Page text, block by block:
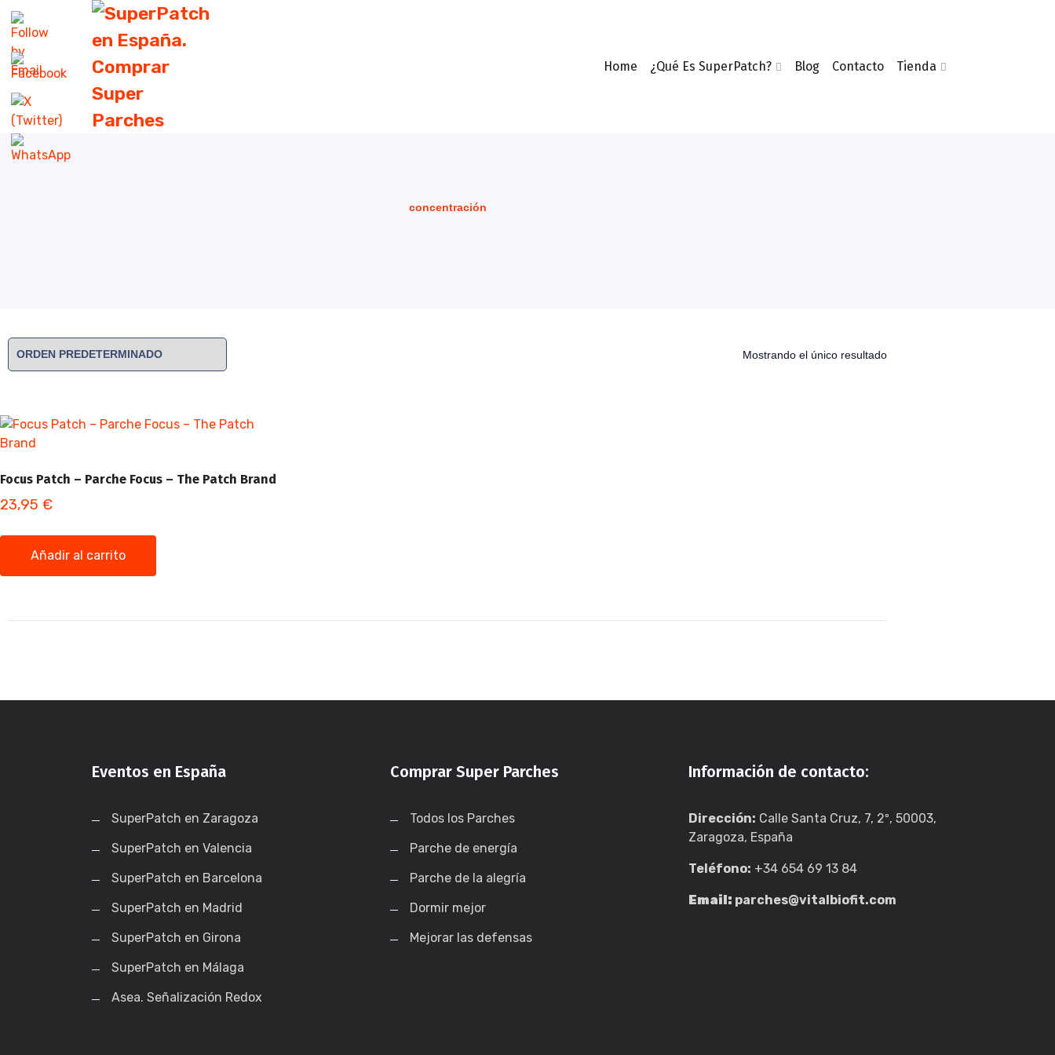
Home ¿Qué Es SuperPatch? Blog Contacto Tienda
concentración
Mostrando el único resultado
Focus Patch – Parche Focus – The Patch Brand
23,95 €
Añadir al carrito
Eventos en España
SuperPatch en Zaragoza
SuperPatch en Valencia
SuperPatch en Barcelona
SuperPatch en Madrid
SuperPatch en Girona
SuperPatch en Málaga
Asea. Señalización Redox
Comprar Super Parches
Todos los Parches
Parche de energía
Parche de la alegría
Dormir mejor
Mejorar las defensas
Información de contacto:
Dirección: Calle Santa Cruz, 7, 2º, 50003,
Zaragoza, España
Teléfono: +34 654 69 13 84
Email: parches@vitalbiofit.com